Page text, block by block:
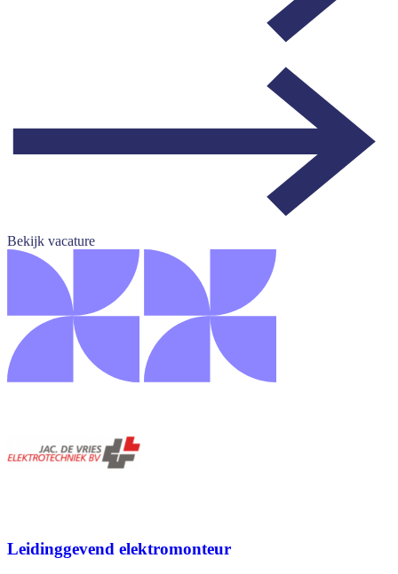
Bekijk vacature
Leidinggevend elektromonteur